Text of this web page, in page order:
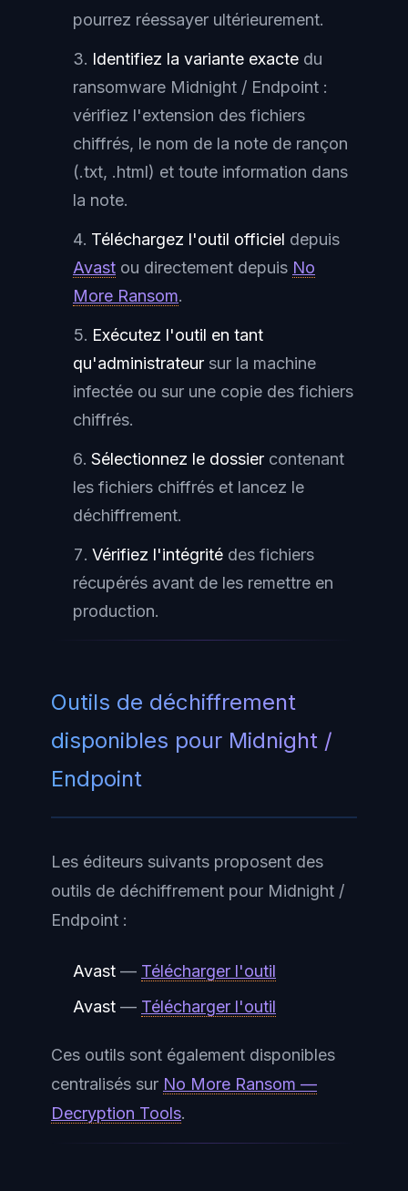
pourrez réessayer ultérieurement.
Identifiez la variante exacte du
ransomware Midnight / Endpoint :
vérifiez l'extension des fichiers
chiffrés, le nom de la note de rançon
(.txt, .html) et toute information dans
la note.
Téléchargez l'outil officiel depuis
Avast ou directement depuis No
More Ransom.
Exécutez l'outil en tant
qu'administrateur sur la machine
infectée ou sur une copie des fichiers
chiffrés.
Sélectionnez le dossier contenant
les fichiers chiffrés et lancez le
déchiffrement.
Vérifiez l'intégrité des fichiers
récupérés avant de les remettre en
production.
Outils de déchiffrement
disponibles pour Midnight /
Endpoint
Les éditeurs suivants proposent des
outils de déchiffrement pour Midnight /
Endpoint :
Avast — Télécharger l'outil
Avast — Télécharger l'outil
Ces outils sont également disponibles
centralisés sur No More Ransom —
Decryption Tools.